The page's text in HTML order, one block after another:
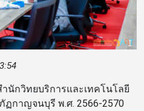
กวิทยบริการและเทคโนโลยี
ฏกาญจนบุรี พ.ศ. 2566-2570